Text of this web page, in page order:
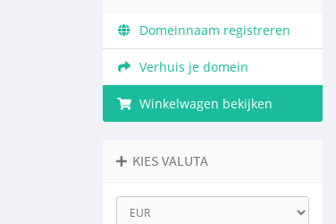
Domeinnaam registreren
Verhuis je domein
Winkelwagen bekijken
KIES VALUTA